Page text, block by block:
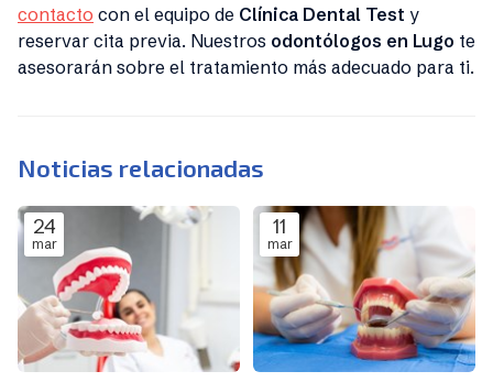
contacto con el equipo de Clínica Dental Test y
reservar cita previa. Nuestros odontólogos en Lugo te
asesorarán sobre el tratamiento más adecuado para ti.
Noticias relacionadas
24
mar
11
mar